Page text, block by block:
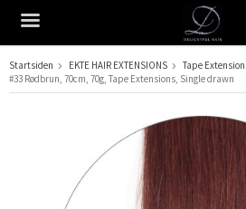
Produktet har blitt lagt til i
Startsiden EKTE HAIR EXTENSIONS Tape
#33 Rødbrun, 70cm, 70g, Tape Extensions, Single drawn